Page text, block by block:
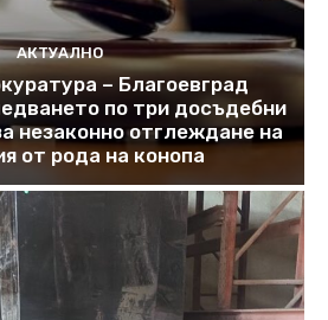
АКТУАЛНО
– Благоевград
по три досъдебни
незаконно отглеждане на
от рода на конопа